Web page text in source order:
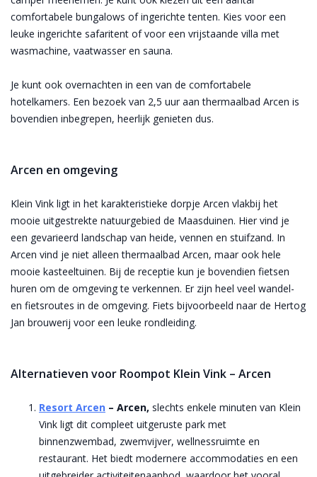
comfortabele bungalows of ingerichte tenten. Kies voor een
leuke ingerichte safaritent of voor een vrijstaande villa met
wasmachine, vaatwasser en sauna.
Je kunt ook overnachten in een van de comfortabele
hotelkamers. Een bezoek van 2,5 uur aan thermaalbad Arcen is
bovendien inbegrepen, heerlijk genieten dus.
Arcen en omgeving
Klein Vink ligt in het karakteristieke dorpje Arcen vlakbij het
mooie uitgestrekte natuurgebied de Maasduinen. Hier vind je
een gevarieerd landschap van heide, vennen en stuifzand. In
Arcen vind je niet alleen thermaalbad Arcen, maar ook hele
mooie kasteeltuinen. Bij de receptie kun je bovendien fietsen
huren om de omgeving te verkennen. Er zijn heel veel wandel-
en fietsroutes in de omgeving. Fiets bijvoorbeeld naar de Hertog
Jan brouwerij voor een leuke rondleiding.
Alternatieven voor Roompot Klein Vink – Arcen
Resort Arcen – Arcen, slechts enkele minuten van Klein
Vink ligt dit compleet uitgeruste park met
binnenzwembad, zwemvijver, wellnessruimte en
restaurant. Het biedt modernere accommodaties en een